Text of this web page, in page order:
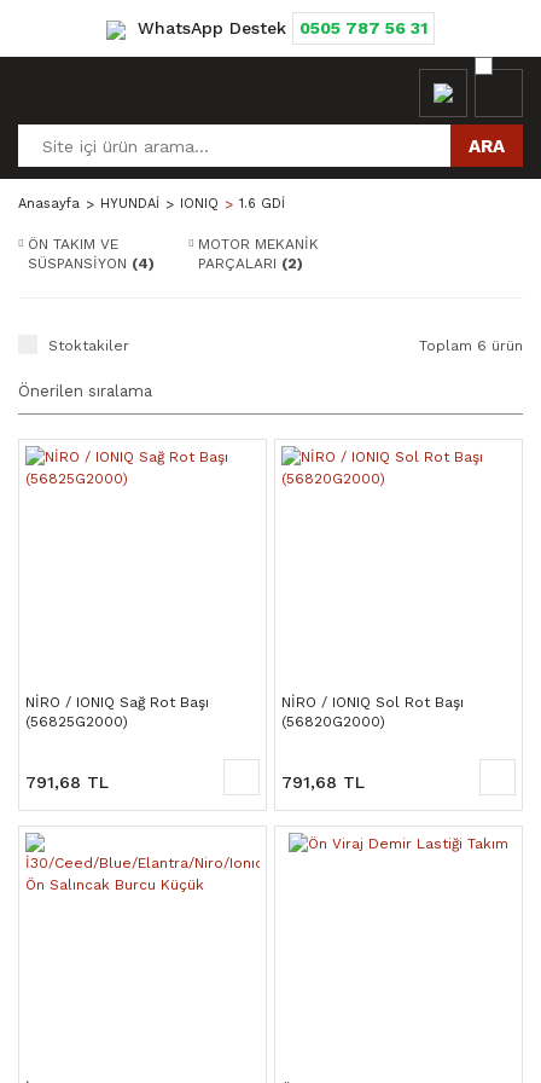
WhatsApp Destek 0505 787 56 31
ARA
Anasayfa HYUNDAİ IONIQ 1.6 GDİ
ÖN TAKIM VE
SÜSPANSİYON (4)
MOTOR MEKANİK
PARÇALARI (2)
Stoktakiler Toplam 6 ürün
NİRO / IONIQ Sağ Rot Başı
(56825G2000)
791,68 TL
NİRO / IONIQ Sol Rot Başı
(56820G2000)
791,68 TL